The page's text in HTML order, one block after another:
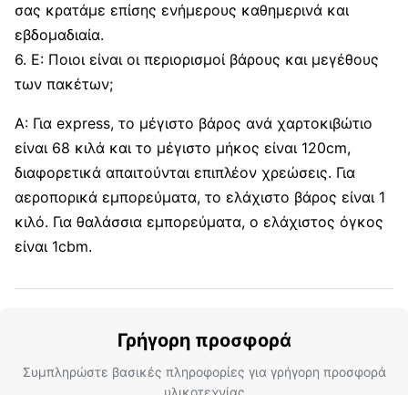
σας κρατάμε επίσης ενήμερους καθημερινά και
εβδομαδιαία.
6. Ε: Ποιοι είναι οι περιορισμοί βάρους και μεγέθους
των πακέτων;
Α: Για express, το μέγιστο βάρος ανά χαρτοκιβώτιο
είναι 68 κιλά και το μέγιστο μήκος είναι 120cm,
διαφορετικά απαιτούνται επιπλέον χρεώσεις. Για
αεροπορικά εμπορεύματα, το ελάχιστο βάρος είναι 1
κιλό. Για θαλάσσια εμπορεύματα, ο ελάχιστος όγκος
είναι 1cbm.
Γρήγορη προσφορά
Συμπληρώστε βασικές πληροφορίες για γρήγορη προσφορά
υλικοτεχνίας